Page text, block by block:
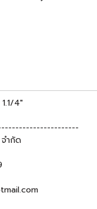
4"
จำกัด